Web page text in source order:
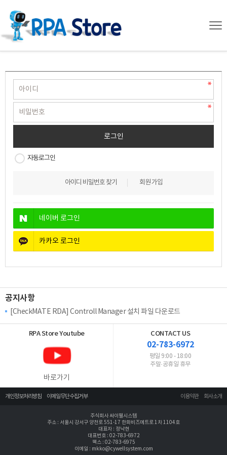
자동로그인
아이디 비밀번호 찾기 회원 가입
네이버 로그인
카카오로그인
공지사항
[CheckMATE RDA] Controll Manager 설치 파일 다운로드
RPA StoreYoutube
바로가기
CONTACT US
02-783-6972
평일 9:00 - 18:00
주말·공휴일 휴무
개인정보처리방침 이메일무단수집거부 이용약관 회사소개
주식회사 싸이웰시스템
주소 : 서울시 강서구 양천로 551-17 한화비즈메트로 1차 1104호
대표자 : 정낙현
대표번호 : 02-783-6972
팩스 : 02-783-6975
이메일 : mkko@cywellsystem.com